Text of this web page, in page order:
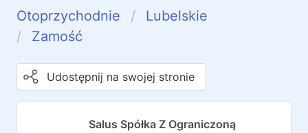
Otoprzychodnie
Lubelskie
Zamość
Udostępnij na swojej stronie
Salus Spółka Z Ograniczoną